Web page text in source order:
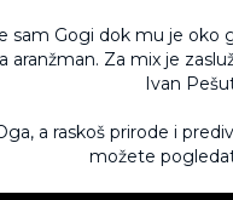
sam Gogi dok mu je oko
aranžman. Za mix je
Ivan
a raskoš prirode i
možete